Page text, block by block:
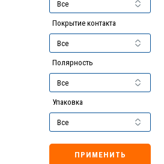
Покрытие контакта
Полярность
Упаковка
ПРИМЕНИТЬ